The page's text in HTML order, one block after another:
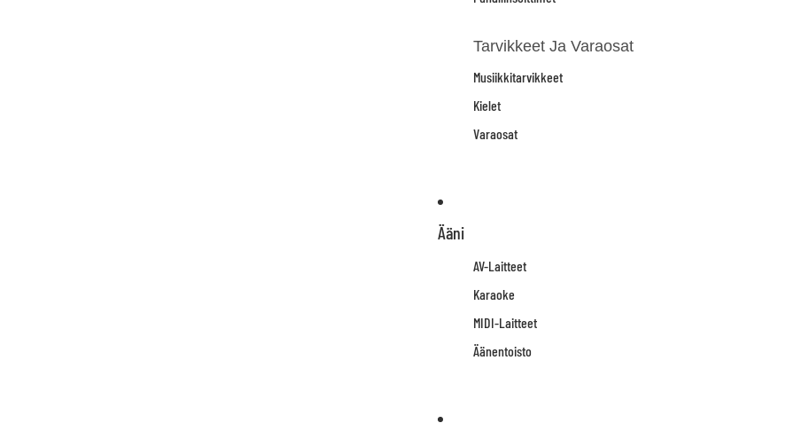
Tarvikkeet Ja Varaosat
Musiikkitarvikkeet
Kielet
Varaosat
Ääni
AV-Laitteet
Karaoke
MIDI-Laitteet
Äänentoisto